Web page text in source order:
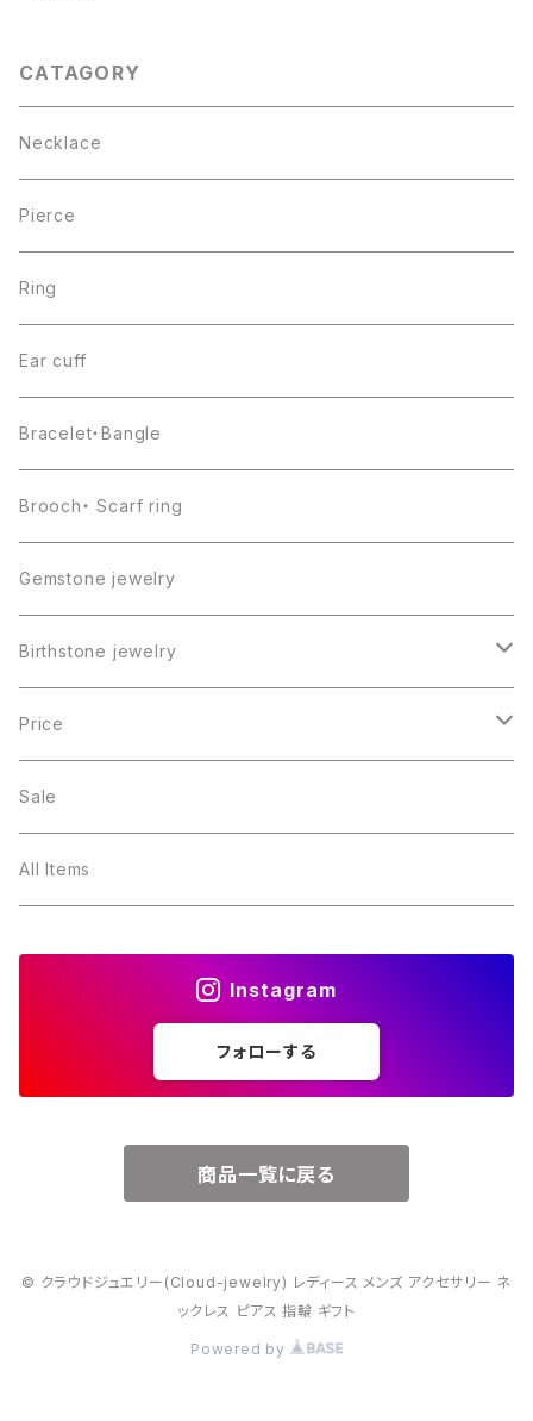
CATAGORY
Necklace
Pierce
Ring
Ear cuff
Bracelet・Bangle
Brooch・ Scarf ring
Gemstone jewelry
Birthstone jewelry
１月・ガーネット
２月・アメジスト
３月・アクアマリン
Price
～5000円
～10000円
Sale
All Items
Instagram
フォローする
商品一覧に戻る
© クラウドジュエリー(Cloud-jewelry) レディース メンズ アクセサリー ネ
ックレス ピアス 指輪 ギフト
Powered by